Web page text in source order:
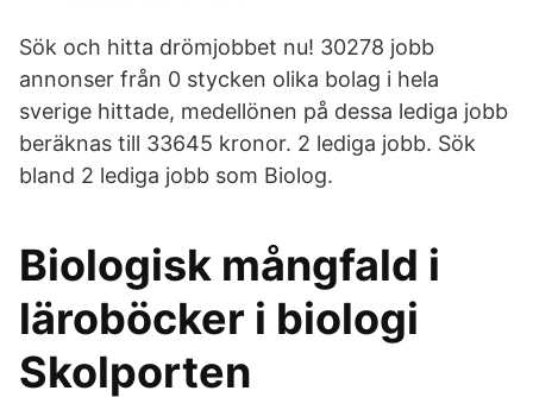
Sök och hitta drömjobbet nu! 30278 jobb
annonser från 0 stycken olika bolag i hela
sverige hittade, medellönen på dessa lediga jobb
beräknas till 33645 kronor. 2 lediga jobb. Sök
bland 2 lediga jobb som Biolog.
Biologisk mångfald i
läroböcker i biologi
Skolporten